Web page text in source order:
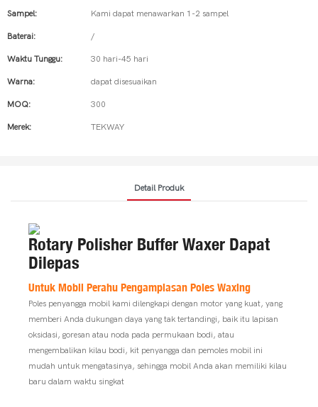
Sampel: Kami dapat menawarkan 1-2 sampel
Baterai: /
Waktu Tunggu: 30 hari-45 hari
Warna: dapat disesuaikan
MOQ: 300
Merek: TEKWAY
Detail Produk
Rotary Polisher Buffer Waxer Dapat
Dilepas
Untuk Mobil Perahu Pengamplasan Poles Waxing
Poles penyangga mobil kami dilengkapi dengan motor yang kuat, yang
memberi Anda dukungan daya yang tak tertandingi, baik itu lapisan
oksidasi, goresan atau noda pada permukaan bodi, atau
mengembalikan kilau bodi, kit penyangga dan pemoles mobil ini
mudah untuk mengatasinya, sehingga mobil Anda akan memiliki kilau
baru dalam waktu singkat